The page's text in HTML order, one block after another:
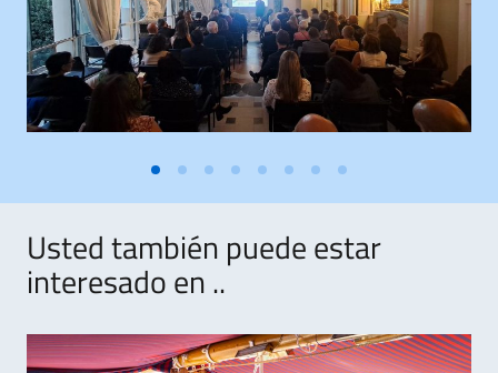
Usted también puede estar
interesado en ..